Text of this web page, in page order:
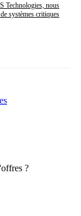
Technologies, nous
systèmes critiques
?